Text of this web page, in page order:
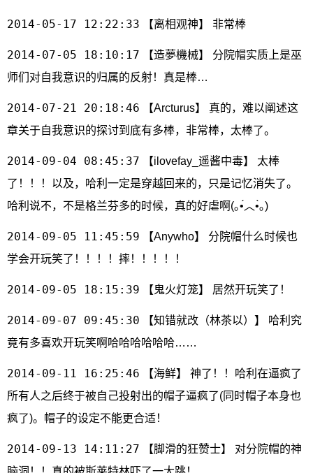
2014-05-17 12:22:33 【离相观神】 非常棒
2014-07-05 18:10:17 【造夢機械】 分院帽实质上是巫
师们对自我意识的归属的反射！真是棒…
2014-07-21 20:18:46 【Arcturus】 真的，难以阐述这
章关于自我意识的探讨到底有多棒，非常棒，太棒了。
2014-09-04 08:45:37 【ilovefay_遥酱中毒】 太棒
了！！！以及，哈利一定是穿越回来的，只是记忆消失了。
哈利说不，不是格兰芬多的时候，真的好虐啊(｡•́︿•̀｡)
2014-09-05 11:45:59 【Anywho】 分院帽什么时候也
学会开玩笑了！！！！摔！！！！！
2014-09-05 18:15:39 【鬼火灯笼】 居然开玩笑了！
2014-09-07 09:45:30 【知错就改（林茶以）】 哈利究
竟有多喜欢开玩笑啊哈哈哈哈哈哈……
2014-09-11 16:25:46 【海鲜】 神了！！哈利在逼疯了
所有人之后终于被自己投射出的帽子逼疯了(同时帽子本身也
疯了)。帽子的设定不能更合适！
2014-09-13 14:11:27 【脚滑的狂赞士】 对分院帽的神